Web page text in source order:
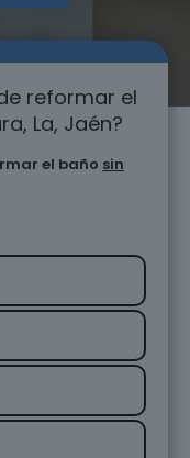
reformar el
La, Jaén?
el baño sin